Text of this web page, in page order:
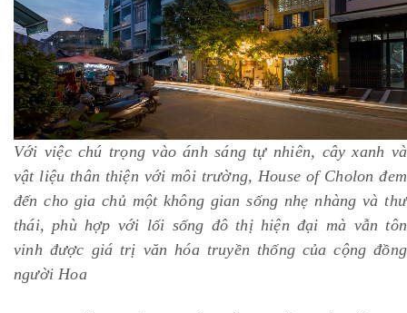
Với việc chú trọng vào ánh sáng tự nhiên, cây xanh và
vật liệu thân thiện với môi trường, House of Cholon đem
đến cho gia chủ một không gian sống nhẹ nhàng và thư
thái, phù hợp với lối sống đô thị hiện đại mà vẫn tôn
vinh được giá trị văn hóa truyền thống của cộng đồng
người Hoa